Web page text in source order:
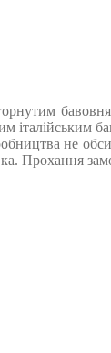
не
Прохання